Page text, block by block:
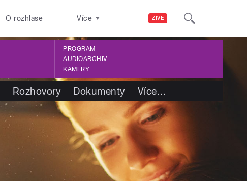
ŽIVĚ
O rozhlase Více
PROGRAM
AUDIOARCHIV
KAMERY
Rozhovory Dokumenty Více…